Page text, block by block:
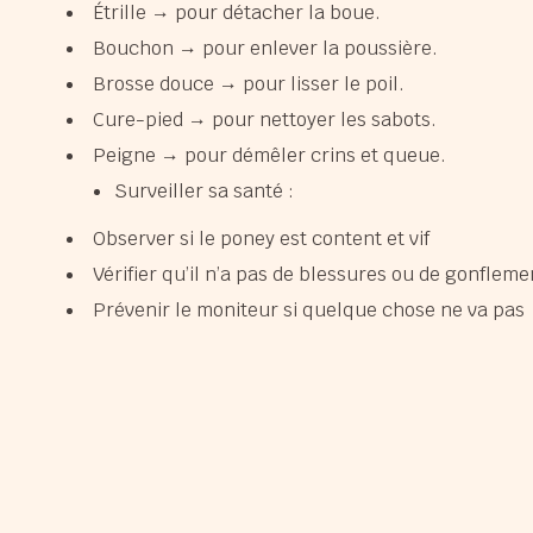
Étrille → pour détacher la boue.
Bouchon → pour enlever la poussière.
Brosse douce → pour lisser le poil.
Cure-pied → pour nettoyer les sabots.
Peigne → pour démêler crins et queue.
Surveiller sa santé :
Observer si le poney est content et vif
Vérifier qu’il n’a pas de blessures ou de
Prévenir le moniteur si quelque chose ne va pas